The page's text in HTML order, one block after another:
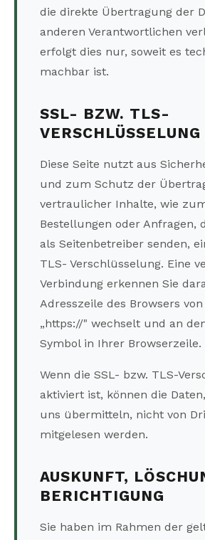
die direkte Übertragung der
anderen Verantwortlichen
erfolgt dies nur, soweit es
machbar ist.
SSL- BZW. TLS-
VERSCHLÜSSELUNG
Diese Seite nutzt aus
und zum Schutz der
vertraulicher Inhalte, wie
Bestellungen oder Anfragen,
als Seitenbetreiber senden,
TLS- Verschlüsselung. Eine
Verbindung erkennen Sie
Adresszeile des Browsers
„https://" wechselt und an
Symbol in Ihrer Browserzeile.
Wenn die SSL- bzw. TLS-
aktiviert ist, können die
uns übermitteln, nicht von
mitgelesen werden.
AUSKUNFT,
BERICHTIGUNG
Sie haben im Rahmen der